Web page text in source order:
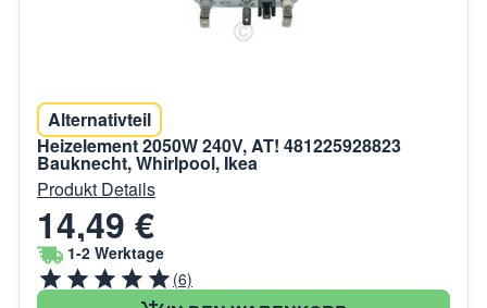
Alternativteil
Heizelement 2050W 240V, AT! 481225928823
Bauknecht, Whirlpool, Ikea
Produkt Details
14,49 €
1-2 Werktage
(6)